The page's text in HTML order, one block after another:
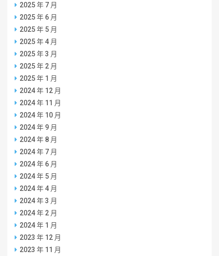
2025 年 7 月
2025 年 6 月
2025 年 5 月
2025 年 4 月
2025 年 3 月
2025 年 2 月
2025 年 1 月
2024 年 12 月
2024 年 11 月
2024 年 10 月
2024 年 9 月
2024 年 8 月
2024 年 7 月
2024 年 6 月
2024 年 5 月
2024 年 4 月
2024 年 3 月
2024 年 2 月
2024 年 1 月
2023 年 12 月
2023 年 11 月